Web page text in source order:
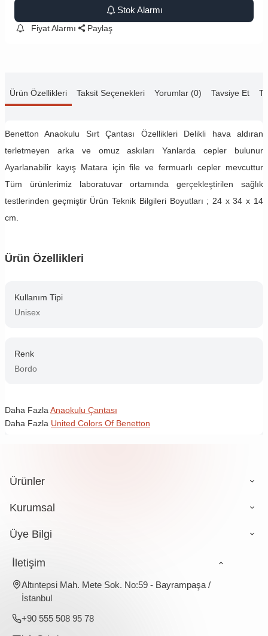
Stok Alarmı
Fiyat Alarmı Paylaş
Ürün Özellikleri Taksit Seçenekleri Yorumlar (0) Tavsiye Et
Benetton Anaokulu Sırt Çantası Özellikleri Delikli hava aldıran
terletmeyen arka ve omuz askıları Yanlarda cepler bulunur
Ayarlanabilir kayış Matara için file ve fermuarlı cepler mevcuttur
Tüm ürünlerimiz laboratuvar ortamında gerçekleştirilen sağlık
testlerinden geçmiştir Ürün Teknik Bilgileri Boyutları ; 24 x 34 x 14
cm.
Ürün Özellikleri
Kullanım Tipi
Unisex
Renk
Bordo
Daha Fazla Anaokulu Çantası
Daha Fazla United Colors Of Benetton
Ürünler
Kurumsal
Üye Bilgi
İletişim
Altıntepsi Mah. Mete Sok. No:59 - Bayrampaşa /
İstanbul
+90 555 508 95 78